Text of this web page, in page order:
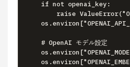
    if not openai_key:
raise
    # OpenAI モデル設定